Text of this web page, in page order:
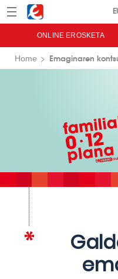
Menú Eroski
ONLINE EROSKETA
Home Emaginaren